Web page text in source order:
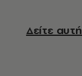
Δείτε